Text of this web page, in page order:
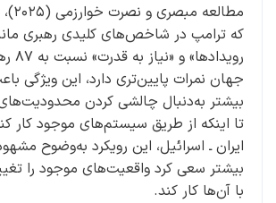
که ترامپ در شاخص‌های کلیدی رهبری
جهان نمرات پایین‌تری دارد، این ویژگی
بیشتر به‌دنبال چالشی کردن
تا اینکه از طریق سیستم‌های موجود کار
ایران ـ اسرائیل، این رویکرد به‌وضوح
بیشتر سعی کرد واقعیت‌های موجود را
با آن‌ها کار کند.